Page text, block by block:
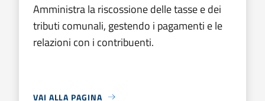
Amministra la riscossione delle tasse e dei
tributi comunali, gestendo i pagamenti e le
relazioni con i contribuenti.
VAI ALLA PAGINA